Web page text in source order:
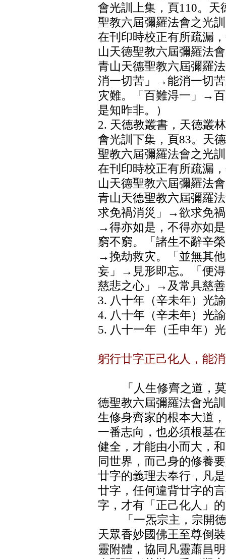
會光訓上集，頁110。
聖教六屆彌羅法會之光
在刊印時校正有所疏漏
山天德聖教六屆彌羅法
青山天德聖教六屆彌羅
消一切苦」→能消一切
灾難。「百難淂一」→
是知昨非。）
2. 天德教叢書，天德叢
會光訓下集，頁83。天
聖教六屆彌羅法會之光
在刊印時校正有所疏漏
山天德聖教六屆彌羅法
青山天德聖教六屆彌羅
求免禍消災」→欲求免
→得亦如是，不得亦如
窮不窮。「諸生不辭辛
→挽劫救灾。「並無其
妄」→見形即忘。「便
慈悲之心」→及常具慈
3. 八十年（辛未年）光
4. 八十年（辛未年）光
5. 八十一年（壬申年）
躬行廿字正己化人，能
「人生修齊之道，莫
德聖教六屆彌羅法會光
生修身齊家的根本大道
一番志向，也必須根基
健全，才能由小而大，
同世界，而己身的修養
廿字的義理去奉行，凡
廿字，任何違背廿字的
字，才有「正己化人」
「一炁宗主，宗開德
天眾香妙國佛王至尊倒
靈附體，協同凡靈蕭昌